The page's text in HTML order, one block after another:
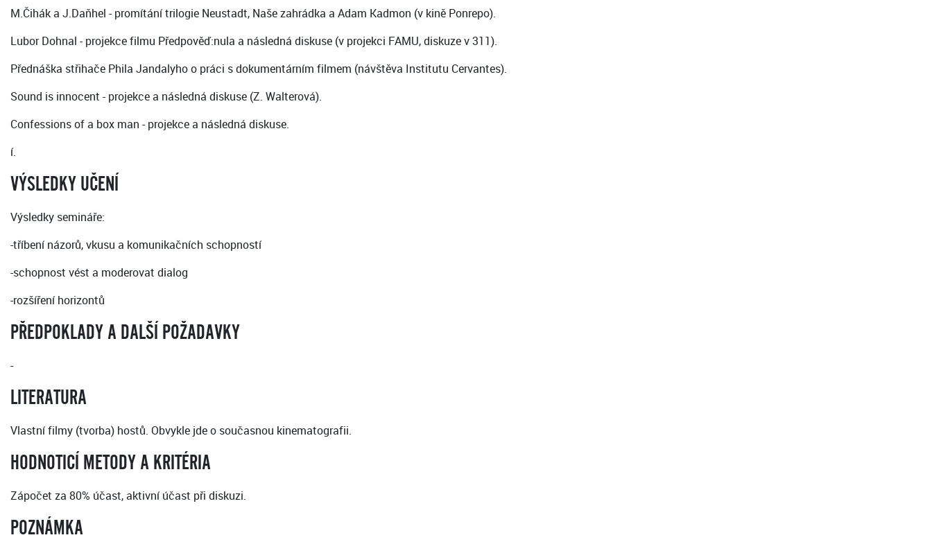
M.Čihák a J.Daňhel - promítání trilogie Neustadt, Naše zahrádka a Adam Kadmon (v kině Ponrepo).
Lubor Dohnal - projekce filmu Předpověď:nula a následná diskuse (v projekci FAMU, diskuze v 311).
Přednáška střihače Phila Jandalyho o práci s dokumentárním filmem (návštěva Institutu Cervantes).
Sound is innocent - projekce a následná diskuse (Z. Walterová).
Confessions of a box man - projekce a následná diskuse.
í.
VÝSLEDKY UČENÍ
Výsledky semináře:
-tříbení názorů, vkusu a komunikačních schopností
-schopnost vést a moderovat dialog
-rozšíření horizontů
PŘEDPOKLADY A DALŠÍ POŽADAVKY
-
LITERATURA
Vlastní filmy (tvorba) hostů. Obvykle jde o současnou kinematografii.
HODNOTICÍ METODY A KRITÉRIA
Zápočet za 80% účast, aktivní účast při diskuzi.
POZNÁMKA